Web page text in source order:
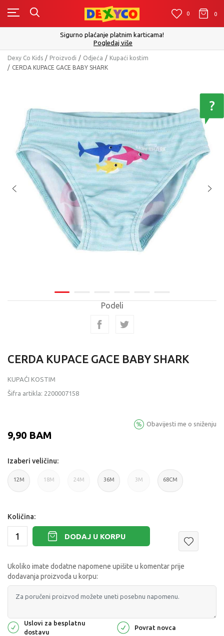
0 0
Sigurno plaćanje platnim karticama!
Pogledaj više
Dexy Co Kids Proizvodi Odjeća
Kupaći kostim
CERDA KUPACE GACE BABY SHARK
Podeli
CERDA KUPACE GACE BABY SHARK
KUPAĆI KOSTIM
Šifra artikla: 2200007158
9,90 BAM
Obavijesti me o sniženju
Izaberi veličinu:
12M 18M 24M 36M 3M 68CM
Količina:
DODAJ U KORPU
Ukoliko imate dodatne napomene upišite u komentar prije
dodavanja proizvoda u korpu:
Uslovi za besplatnu
dostavu
Povrat novca